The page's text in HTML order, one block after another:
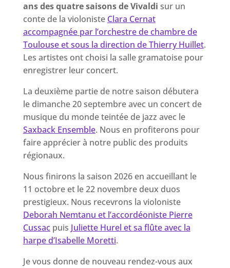
ans des quatre saisons de Vivaldi sur un
conte de la violoniste Clara Cernat
accompagnée par l’orchestre de chambre de
Toulouse et sous la direction de Thierry Huillet.
Les artistes ont choisi la salle gramatoise pour
enregistrer leur concert.
La deuxième partie de notre saison débutera
le dimanche 20 septembre avec un concert de
musique du monde teintée de jazz avec le
Saxback Ensemble. Nous en profiterons pour
faire apprécier à notre public des produits
régionaux.
Nous finirons la saison 2026 en accueillant le
11 octobre et le 22 novembre deux duos
prestigieux. Nous recevrons la violoniste
Deborah Nemtanu et l’accordéoniste Pierre
Cussacpuis Juliette Hurel et sa flûte avec la
harpe d’Isabelle Moretti.
Je vous donne de nouveau rendez-vous aux